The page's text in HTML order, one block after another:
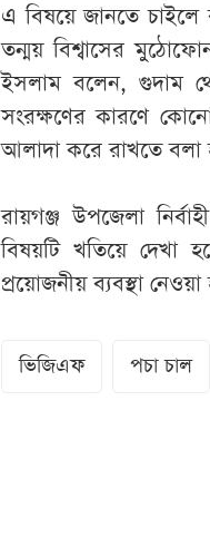
এ বিষয়ে জানতে চাইলে
তন্ময় বিশ্বাসের
ইসলাম বলেন, গুদাম
সংরক্ষণের কারণে
আলাদা করে রাখতে বলা
রায়গঞ্জ উপজেলা
বিষয়টি খতিয়ে দেখা
প্রয়োজনীয় ব্যবস্থা নেওয়া
ভিজিএফ পচা চাল